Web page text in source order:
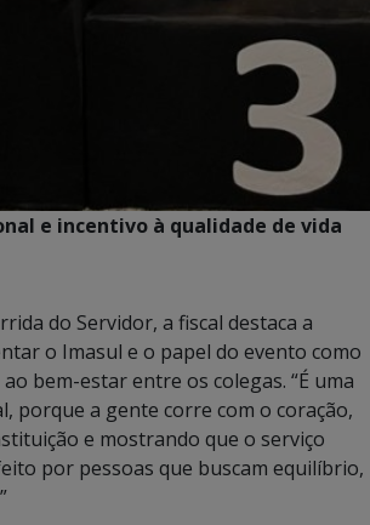
e incentivo à qualidade de vida
do Servidor, a fiscal destaca a
o Imasul e o papel do evento como
bem-estar entre os colegas. “É uma
porque a gente corre com o coração,
e mostrando que o serviço
por pessoas que buscam equilíbrio,